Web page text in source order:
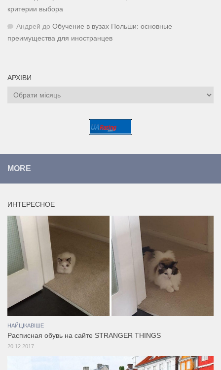
критерии выбора
Андрей до Обучение в вузах Польши: основные
преимущества для иностранцев
АРХІВИ
Архіви
MORE
ИНТЕРЕСНОЕ
НАЙЦІКАВІШЕ
Расписная обувь на сайте STRANGER THINGS
20.12.2017